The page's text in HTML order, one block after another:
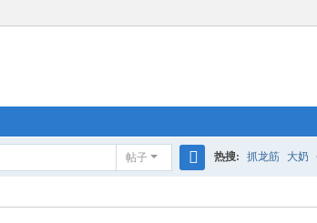
帖子
索
热搜: 抓龙筋 大奶